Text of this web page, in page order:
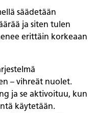
säädetään
ja siten tulen
erittäin korkeaan
– vihreät nuolet.
ja se aktivoituu, kun
käytetään.